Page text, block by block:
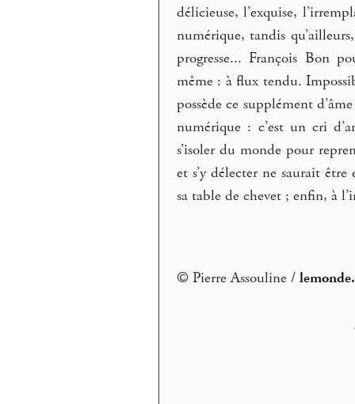
délicieuse, l’exquise,
numérique, tandis
progresse... François Bon
même : à flux tendu.
possède ce supplément
numérique : c’est un cri
s’isoler du monde pour
et s’y délecter ne saurait
sa table de chevet ; enfin, à
© Pierre Assouline /